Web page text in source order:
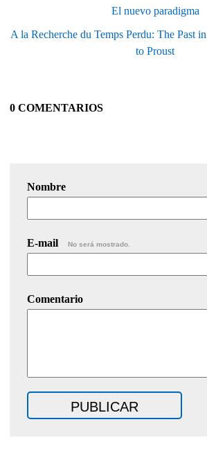
El nuevo paradigma
A la Recherche du Temps Perdu: The Past
to Proust
0 COMENTARIOS
Nombre
E-mail No será mostrado.
Comentario